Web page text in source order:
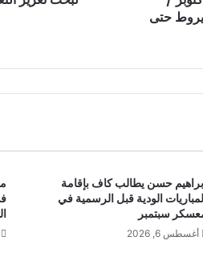
حتى
حسن يطالب كاف بإقامة
الودية قبل الرسمية في
سبتمبر
أغسطس 6, 2026